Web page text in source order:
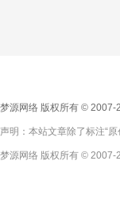
梦源网络 版权所有 © 2007-
声明：本站文章除了标注“
梦源网络 版权所有 © 2007-